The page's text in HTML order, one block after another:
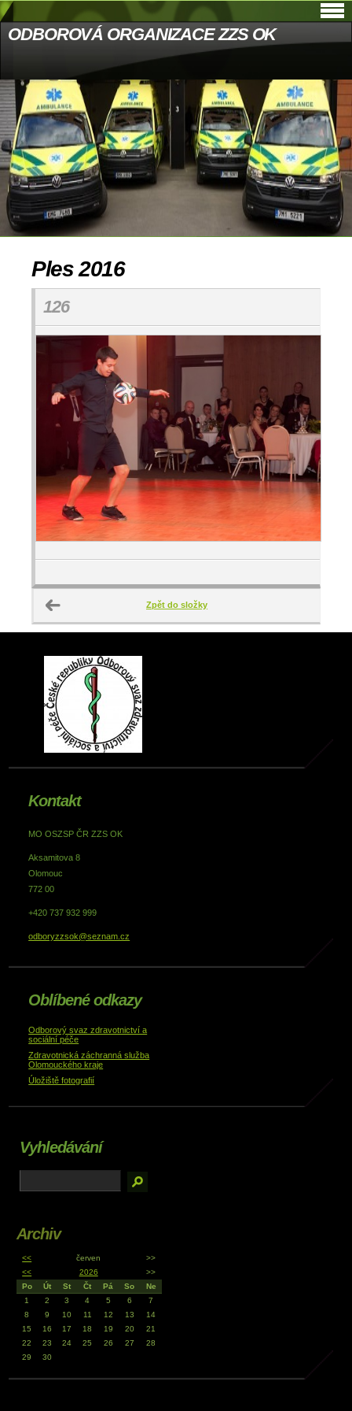
ODBOROVÁ ORGANIZACE ZZS OK
Ples 2016
126
Zpět do složky
Kontakt
MO OSZSP ČR ZZS OK
Aksamitova 8
Olomouc
772 00
+420 737 932 999
odboryzzsok@seznam.cz
Oblíbené odkazy
Odborový svaz zdravotnictví a
sociální péče
Zdravotnická záchranná služba
Olomouckého kraje
Úložiště fotografií
Vyhledávání
Archiv
<< červen
>>
<<
2026
>>
Po
Út St Čt Pá So
Ne
1
2 3 4 5 6
7
8
9 10 11 12 13
14
15
16 17 18 19 20
21
22
23 24 25 26 27
28
29
30